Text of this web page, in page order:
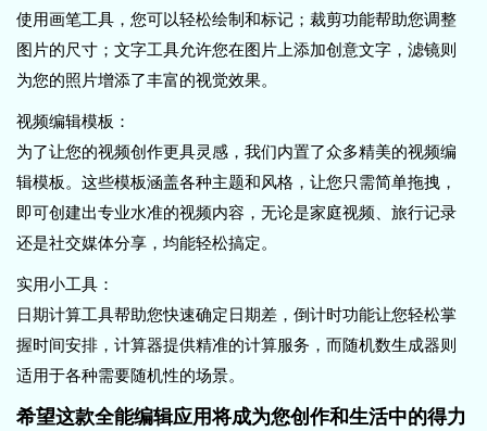
使用画笔工具，您可以轻松绘制和标记；裁剪功能帮助您调整
图片的尺寸；文字工具允许您在图片上添加创意文字，滤镜则
为您的照片增添了丰富的视觉效果。
视频编辑模板：
为了让您的视频创作更具灵感，我们内置了众多精美的视频编
辑模板。这些模板涵盖各种主题和风格，让您只需简单拖拽，
即可创建出专业水准的视频内容，无论是家庭视频、旅行记录
还是社交媒体分享，均能轻松搞定。
实用小工具：
日期计算工具帮助您快速确定日期差，倒计时功能让您轻松掌
握时间安排，计算器提供精准的计算服务，而随机数生成器则
适用于各种需要随机性的场景。
希望这款全能编辑应用将成为您创作和生活中的得力